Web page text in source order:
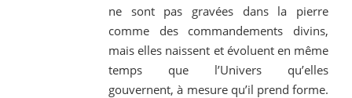
ne sont pas gravées dans la pierre
comme des commandements divins,
mais elles naissent et évoluent en même
temps que l’Univers qu’elles
gouvernent, à mesure qu’il prend forme.